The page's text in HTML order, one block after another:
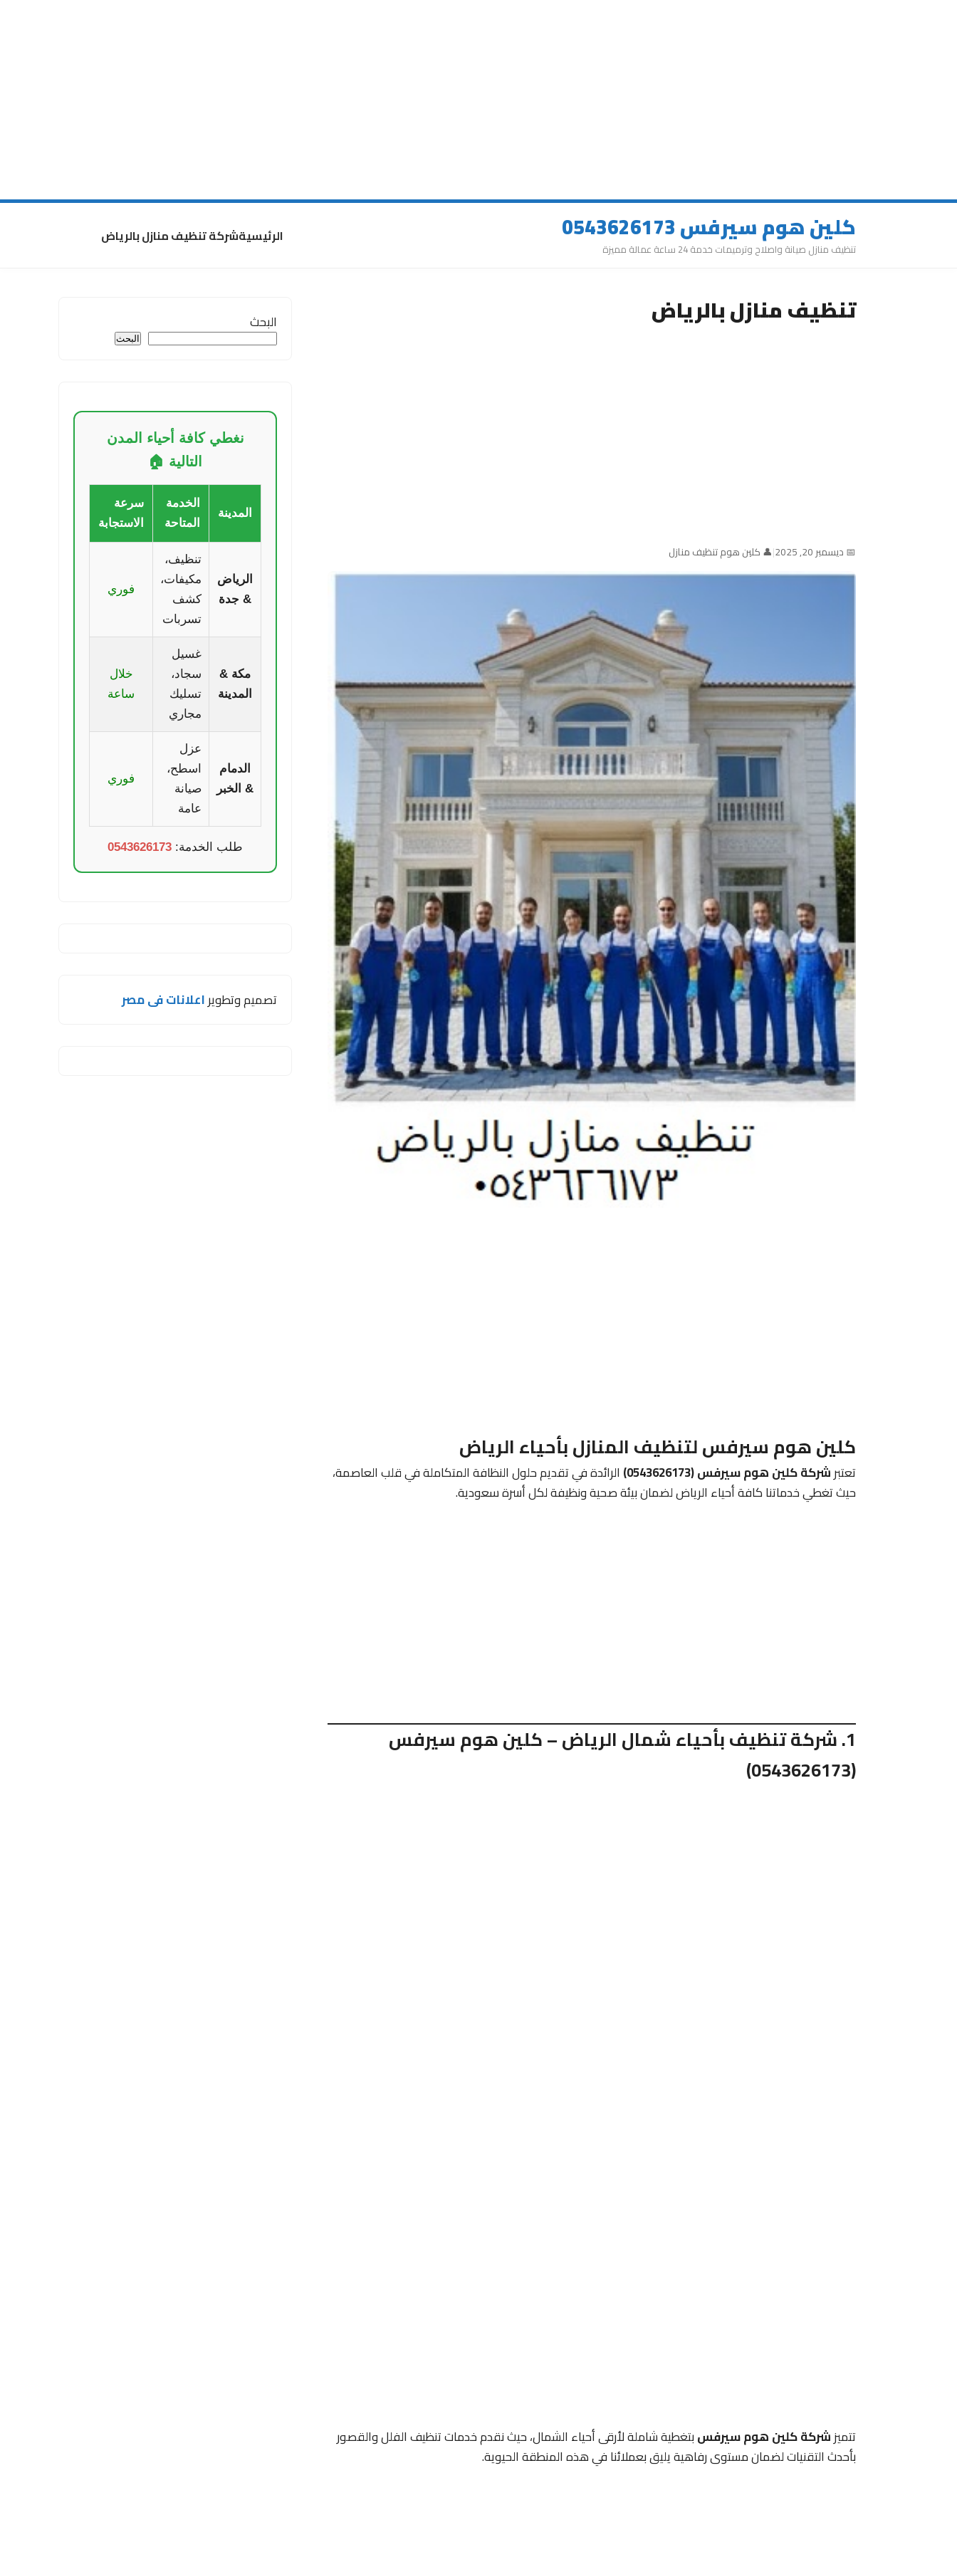
كلين هوم سيرفس 0543626173
تنظيف منازل صيانة واصلاح وترميمات خدمة 24 ساعة عمالة مميزة
الرئيسيةشركة تنظيف منازل بالرياض
تنظيف منازل بالرياض
📅 ديسمبر 20, 2025 |👤 كلين هوم تنظيف منازل
كلين هوم سيرفس لتنظيف المنازل بأحياء الرياض
تعتبرشركة كلين هوم سيرفس (0543626173)
الرائدة في تقديم حلول النظافة المتكاملة في قلب العاصمة،
حيث تغطي خدماتنا كافة أحياء الرياض لضمان بيئة صحية ونظيفة لكل أسرة سعودية.
1. شركة تنظيف بأحياء شمال الرياض – كلين هوم سيرفس
(0543626173)
تتميزشركة كلين هوم سيرفسبتغطية شاملة لأرقى أحياء الشمال، حيث نقدم خدمات تنظيف الفلل والقصور
بأحدث التقنيات لضمان مستوى رفاهية يليق بعملائنا في هذه المنطقة الحيوية.
البحث
البحث
نغطي كافة أحياء المدن
التالية 🏠
المدينة
الخدمة
المتاحة
سرعة
الاستجابة
الرياض
& جدة
تنظيف،
مكيفات،
كشف
تسربات
فوري
مكة &
المدينة
غسيل
سجاد،
تسليك
مجاري
خلال
ساعة
الدمام
& الخبر
عزل
اسطح،
صيانة
عامة
فوري
طلب الخدمة: 0543626173
تصميم وتطويراعلانات فى مصر